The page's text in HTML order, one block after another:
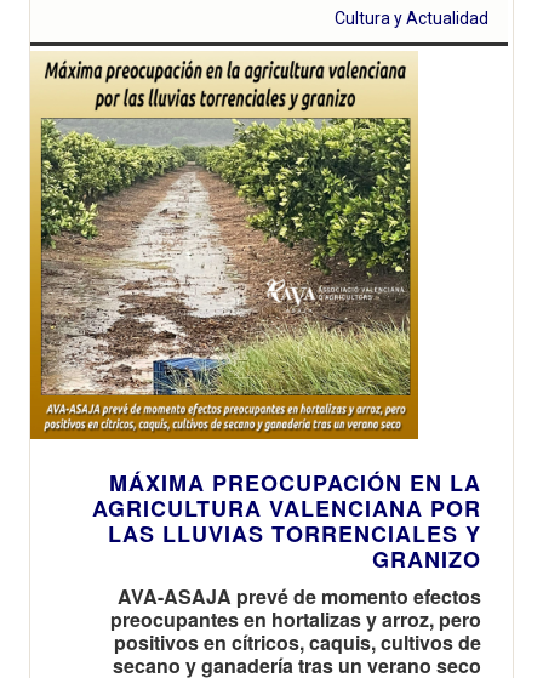
Cultura y Actualidad
MÁXIMA PREOCUPACIÓN EN LA
AGRICULTURA VALENCIANA POR
LAS LLUVIAS TORRENCIALES Y
GRANIZO
AVA-ASAJA prevé de momento efectos
preocupantes en hortalizas y arroz, pero
positivos en cítricos, caquis, cultivos de
secano y ganadería tras un verano seco